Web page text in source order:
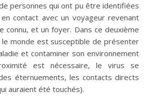
personnes qui ont pu être identifiées
contact avec un voyageur revenant
connu, et un foyer. Dans ce deuxième
monde est susceptible de présenter
et contaminer son environnement
est nécessaire, le virus se
éternuements, les contacts directs
auraient été touchés).